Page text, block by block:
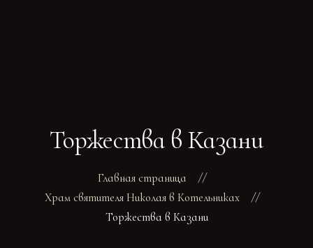
О ПОДВОРЬЕ
НОВОСТИ
ОБЪЯВЛЕНИЯ
ГАЛЕРЕЯ
КОНТАКТЫ
Торжества в Казани
Главная страница
Храм святителя Николая в Котельниках
Торжества в Казани